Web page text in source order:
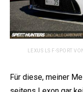
LEXUS LS F-SPORT
Für diese, meiner